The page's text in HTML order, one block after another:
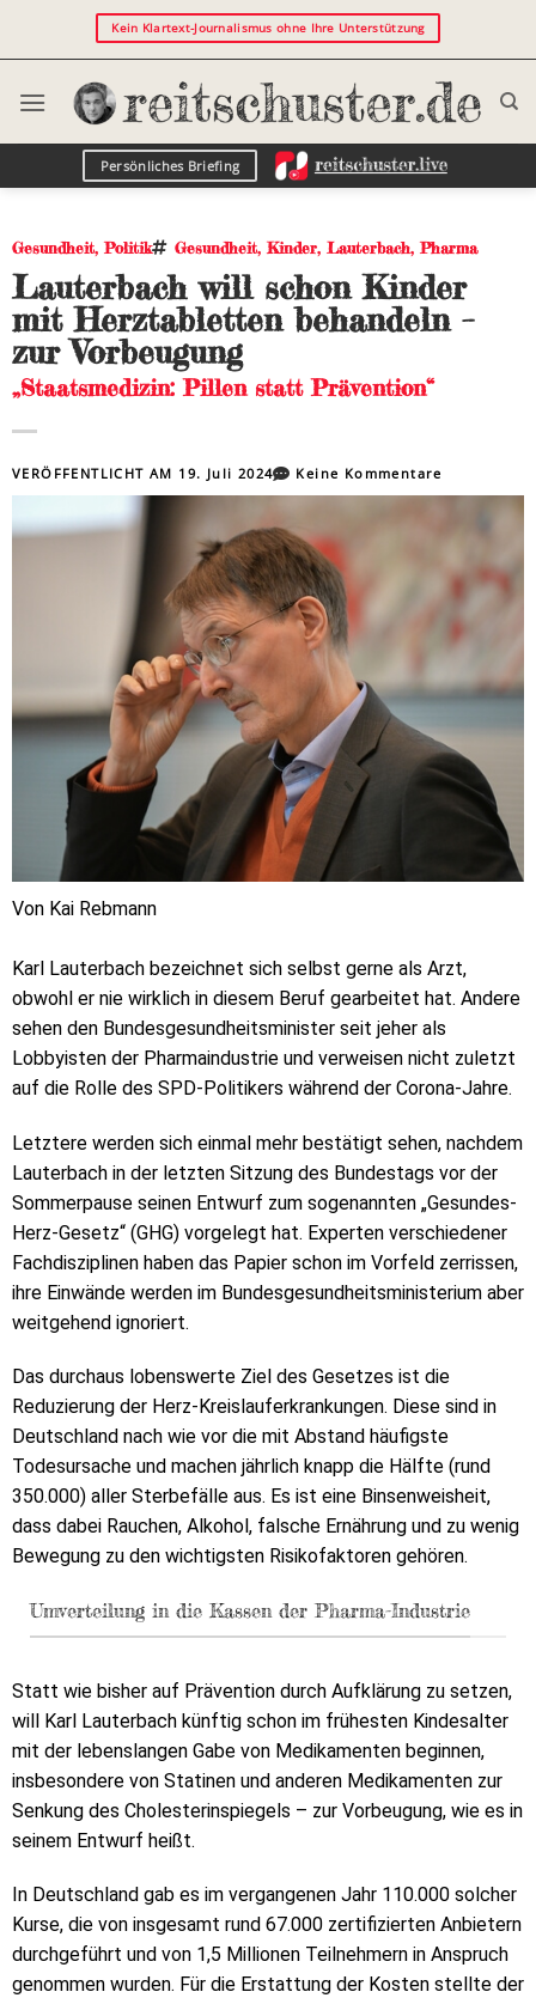
Kein Klartext-Journalismus ohne Ihre Unterstützung
Persönliches Briefing
Gesundheit,Politik Gesundheit, Kinder, Lauterbach,Pharma
Lauterbach will schon Kinder
mit Herztabletten behandeln –
zur Vorbeugung
„Staatsmedizin: Pillen statt Prävention“
VERÖFFENTLICHT AM 19. Juli 2024 Keine Kommentare
Von Kai Rebmann
Karl Lauterbach bezeichnet sich selbst gerne als Arzt,
obwohl er nie wirklich in diesem Beruf gearbeitet hat. Andere
sehen den Bundesgesundheitsminister seit jeher als
Lobbyisten der Pharmaindustrie und verweisen nicht zuletzt
auf die Rolle des SPD-Politikers während der Corona-Jahre.
Letztere werden sich einmal mehr bestätigt sehen, nachdem
Lauterbach in der letzten Sitzung des Bundestags vor der
Sommerpause seinen Entwurf zum sogenannten „Gesundes-
Herz-Gesetz“ (GHG) vorgelegt hat. Experten verschiedener
Fachdisziplinen haben das Papier schon im Vorfeld zerrissen,
ihre Einwände werden im Bundesgesundheitsministerium aber
weitgehend ignoriert.
Das durchaus lobenswerte Ziel des Gesetzes ist die
Reduzierung der Herz-Kreislauferkrankungen. Diese sind in
Deutschland nach wie vor die mit Abstand häufigste
Todesursache und machen jährlich knapp die Hälfte (rund
350.000) aller Sterbefälle aus. Es ist eine Binsenweisheit,
dass dabei Rauchen, Alkohol, falsche Ernährung und zu wenig
Bewegung zu den wichtigsten Risikofaktoren gehören.
Umverteilung in die Kassen der Pharma-Industrie
Statt wie bisher auf Prävention durch Aufklärung zu setzen,
will Karl Lauterbach künftig schon im frühesten Kindesalter
mit der lebenslangen Gabe von Medikamenten beginnen,
insbesondere von Statinen und anderen Medikamenten zur
Senkung des Cholesterinspiegels – zur Vorbeugung, wie es in
seinem Entwurf heißt.
In Deutschland gab es im vergangenen Jahr 110.000 solcher
Kurse, die von insgesamt rund 67.000 zertifizierten Anbietern
durchgeführt und von 1,5 Millionen Teilnehmern in Anspruch
genommen wurden. Für die Erstattung der Kosten stellte der